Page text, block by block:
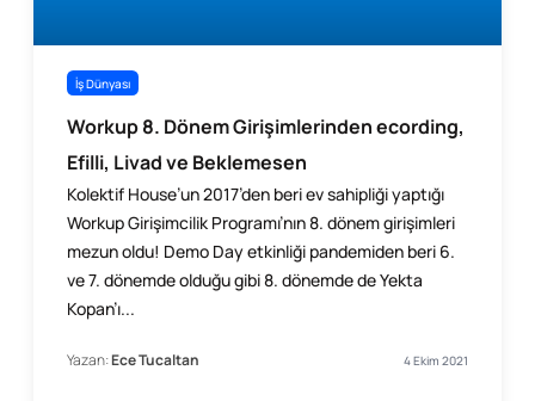
İş Dünyası
Workup 8. Dönem Girişimlerinden ecording,
Efilli, Livad ve Beklemesen
Kolektif House’un 2017’den beri ev sahipliği yaptığı
Workup Girişimcilik Programı’nın 8. dönem girişimleri
mezun oldu! Demo Day etkinliği pandemiden beri 6.
ve 7. dönemde olduğu gibi 8. dönemde de Yekta
Kopan’ı...
Yazan:Ece Tucaltan 4 Ekim 2021